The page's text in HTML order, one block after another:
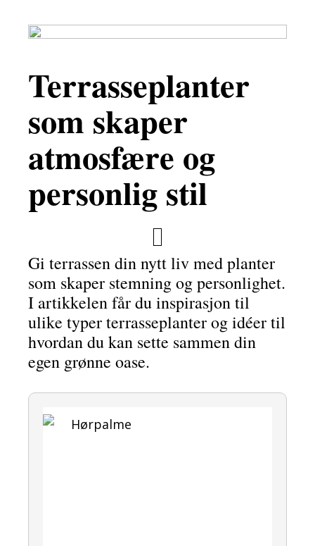
Terrasseplanter
som skaper
atmosfære og
personlig stil
Gi terrassen din nytt liv med planter
som skaper stemning og personlighet.
I artikkelen får du inspirasjon til
ulike typer terrasseplanter og idéer til
hvordan du kan sette sammen din
egen grønne oase.